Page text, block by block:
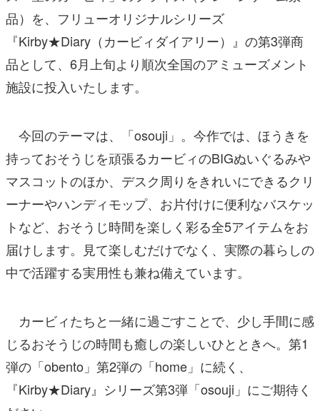
品）を、フリューオリジナルシリーズ
『Kirby★Diary（カービィダイアリー）』の第3弾商
品として、6月上旬より順次全国のアミューズメント
施設に投入いたします。
今回のテーマは、「osouji」。今作では、ほうきを
持っておそうじを頑張るカービィのBIGぬいぐるみや
マスコットのほか、デスク周りをきれいにできるクリ
ーナーやハンディモップ、お片付けに便利なバスケッ
トなど、おそうじ時間を楽しく彩る全5アイテムをお
届けします。見て楽しむだけでなく、実際の暮らしの
中で活躍する実用性も兼ね備えています。
カービィたちと一緒に過ごすことで、少し手間に感
じるおそうじの時間も癒しの楽しいひとときへ。第1
弾の「obento」第2弾の「home」に続く、
『Kirby★Diary』シリーズ第3弾「osouji」にご期待く